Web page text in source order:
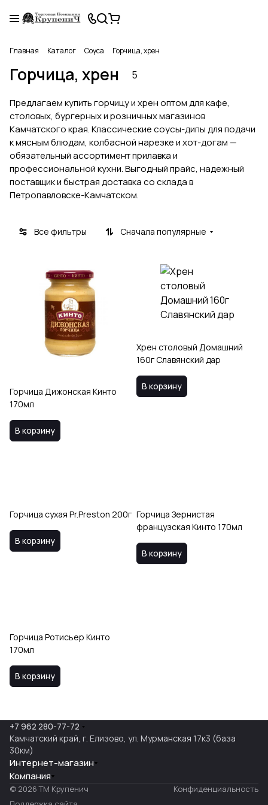
Главная Каталог Соуса Горчица, хрен
Горчица, хрен 5
Предлагаем купить горчицу и хрен оптом для кафе,
столовых, бургерных и розничных магазинов
Камчатского края. Классические соусы-дипы для подачи
к мясным блюдам, колбасной нарезке и хот-догам —
обязательный ассортимент прилавка и
профессиональной кухни. Выгодный прайс, надежный
поставщик и быстрая доставка со склада в
Петропавловске-Камчатском.
Все фильтры Сначала популярные
Горчица Дижонская Кинто
170мл
В корзину
Хрен столовый Домашний
160г Славянский дар
В корзину
Горчица сухая Pr.Preston 200г
В корзину
Горчица Зернистая
французская Кинто 170мл
В корзину
Горчица Ротисьер Кинто
170мл
В корзину
+7 962 280-77-72
Камчатский край, г. Елизово, ул. Мурманская 17к3 (база
30км)
Интернет-магазин
Компания
© 2026 ТМ Крупенич
Конфиденциальность